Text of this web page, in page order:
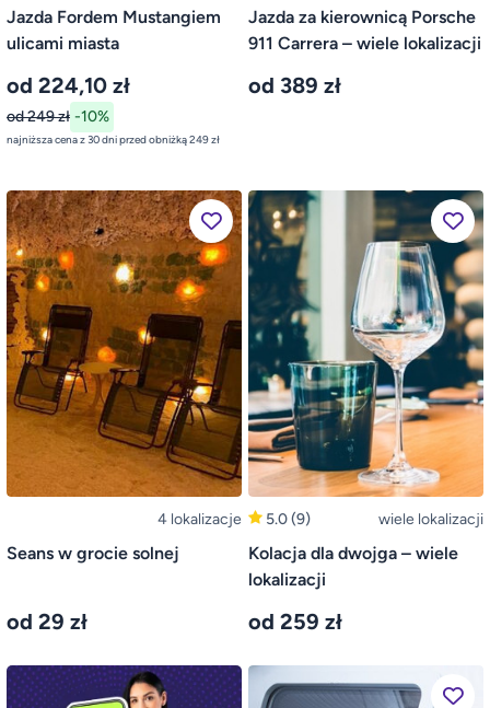
Jazda Fordem Mustangiem
ulicami miasta
od 224,10 zł
od 249 zł -10%
najniższa cena z 30 dni przed obniżką 249 zł
Jazda za kierownicą Porsche
911 Carrera – wiele lokalizacji
od 389 zł
4 lokalizacje
Seans w grocie solnej
od 29 zł
5.0(9) wiele lokalizacji
Kolacja dla dwojga – wiele
lokalizacji
od 259 zł